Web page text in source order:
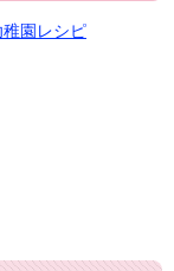
園レシピ